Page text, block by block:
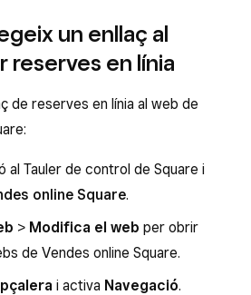
un enllaç al
reserves en línia
de reserves en línia al web de
al Tauler de control de Square i
online Square.
> Modifica el web per obrir
de Vendes online Square.
i activa Navegació.